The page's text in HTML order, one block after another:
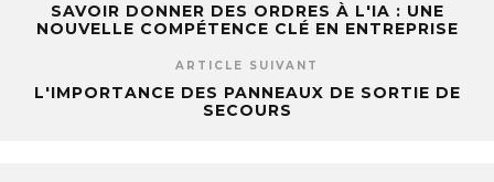
SAVOIR DONNER DES ORDRES À L'IA : UNE
NOUVELLE COMPÉTENCE CLÉ EN ENTREPRISE
ARTICLE SUIVANT
L'IMPORTANCE DES PANNEAUX DE SORTIE DE
SECOURS